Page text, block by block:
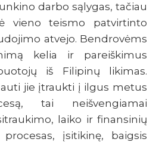
darbo sąlygas, tačiau
vieno teismo patvirtinto
atvejo. Bendrovėms
kelia ir pareiškimus
iš Filipinų likimas.
jie įtraukti į ilgus metus
tai neišvengiamai
laiko ir finansinių
įsitikinę, baigsis